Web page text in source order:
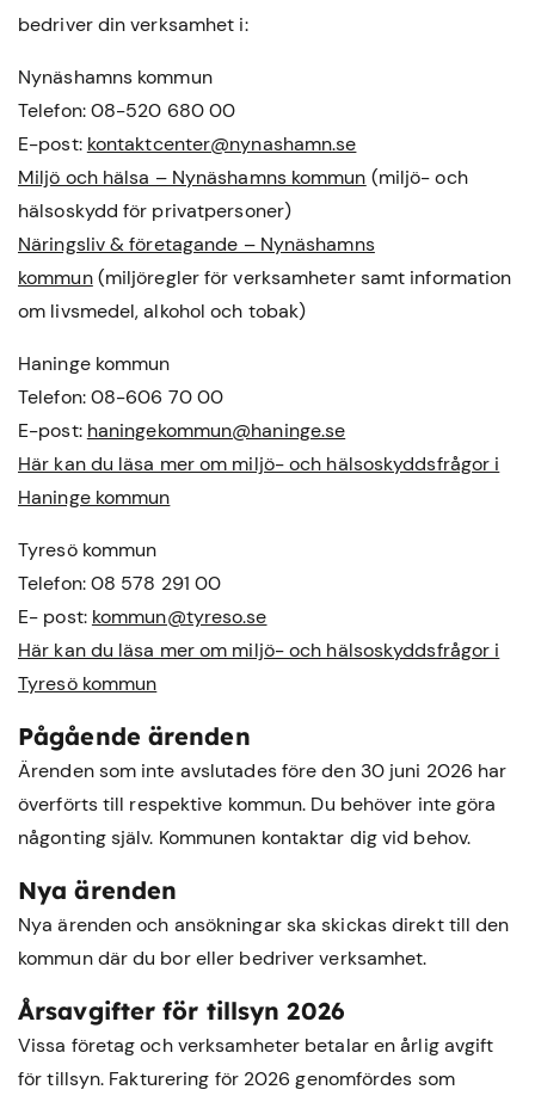
bedriver din verksamhet i:
Nynäshamns kommun
Telefon: 08-520 680 00
E-post: kontaktcenter@nynashamn.se
Miljö och hälsa – Nynäshamns kommun (miljö- och
hälsoskydd för privatpersoner)
Näringsliv & företagande – Nynäshamns
kommun(miljöregler för verksamheter samt information
om livsmedel, alkohol och tobak)
Haninge kommun
Telefon: 08-606 70 00
E-post: haningekommun@haninge.se
Här kan du läsa mer om miljö- och hälsoskyddsfrågor i
Haninge kommun
Tyresö kommun
Telefon: 08 578 291 00
E- post: kommun@tyreso.se
Här kan du läsa mer om miljö- och hälsoskyddsfrågor i
Tyresö kommun
Pågående ärenden
Ärenden som inte avslutades före den 30 juni 2026 har
överförts till respektive kommun. Du behöver inte göra
någonting själv. Kommunen kontaktar dig vid behov.
Nya ärenden
Nya ärenden och ansökningar ska skickas direkt till den
kommun där du bor eller bedriver verksamhet.
Årsavgifter för tillsyn 2026
Vissa företag och verksamheter betalar en årlig avgift
för tillsyn. Fakturering för 2026 genomfördes som